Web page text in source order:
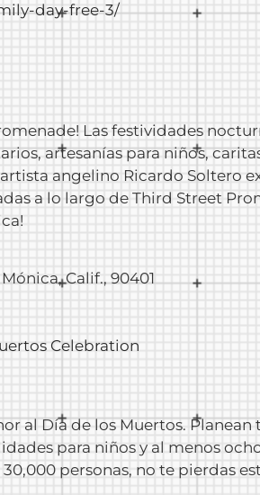
day-free-3/
Las festividades
artesanías para niños,
angelino Ricardo Soltero
a lo largo de Third Street
Calif., 90401
Celebration
al Día de los Muertos. Planean
para niños y al menos
personas, no te pierdas